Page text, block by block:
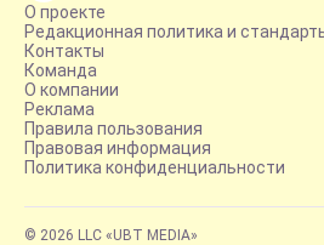
О проекте
Редакционная политика и
Контакты
Команда
О компании
Реклама
Правила пользования
Правовая информация
Политика конфиденциальности
© 2026 LLC «UBT MEDIA»